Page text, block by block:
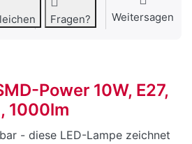
Fragen? Weitersagen
Power 10W, E27,
1000lm
- diese LED-Lampe zeichnet